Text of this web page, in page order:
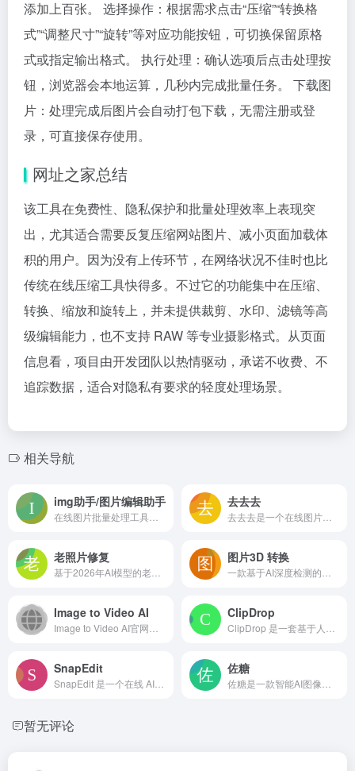
添加上百张。 选择操作：根据需求点击“压缩”“转换格
式”“调整尺寸”“旋转”等对应功能按钮，可切换保留原格
式或指定输出格式。 执行处理：确认选项后点击处理按
钮，浏览器会本地运算，几秒内完成批量任务。 下载图
片：处理完成后图片会自动打包下载，无需注册或登
录，可直接保存使用。
网址之家总结
该工具在免费性、隐私保护和批量处理效率上表现突
出，尤其适合需要反复压缩网站图片、减小页面加载体
积的用户。因为没有上传环节，在网络状况不佳时也比
传统在线压缩工具快得多。不过它的功能集中在压缩、
转换、缩放和旋转上，并未提供裁剪、水印、滤镜等高
级编辑能力，也不支持 RAW 等专业摄影格式。从页面
信息看，项目由开发团队以热情驱动，承诺不收费、不
追踪数据，适合对隐私有要求的轻度处理场景。
相关导航
img助手/图片编辑助手 去去去
老照片修复 图片3D 转换
Image to Video AI ClipDrop
SnapEdit 佐糖
暂无评论